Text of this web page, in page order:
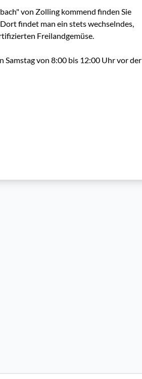
von Zolling kommend finden Sie
findet man ein stets wechselndes,
Freilandgemüse.
Samstag von 8:00 bis 12:00 Uhr vor der